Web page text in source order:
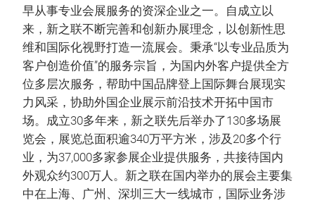
早从事专业会展服务的资深企业之一。自成立以
来，新之联不断完善和创新办展理念，以创新性思
维和国际化视野打造一流展会。秉承“以专业品质为
客户创造价值”的服务宗旨，为国内外客户提供全方
位多层次服务，帮助中国品牌登上国际舞台展现实
力风采，协助外国企业展示前沿技术开拓中国市
场。成立30多年来，新之联先后举办了130多场展
览会，展览总面积逾340万平方米，涉及20多个行
业，为37,000多家参展企业提供服务，共接待国内
外观众约300万人。新之联在国内举办的展会主要集
中在上海、广州、深圳三大一线城市，国际业务涉